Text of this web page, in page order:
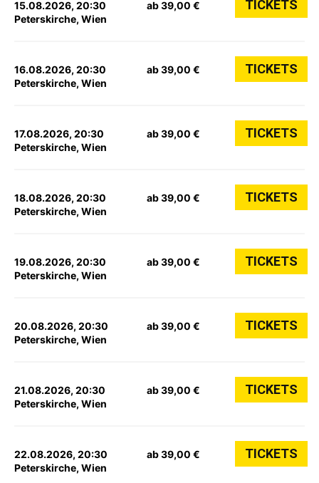
15.08.2026, 20:30
Peterskirche, Wien
ab 39,00 € TICKETS
16.08.2026, 20:30
Peterskirche, Wien
ab 39,00 € TICKETS
17.08.2026, 20:30
Peterskirche, Wien
ab 39,00 € TICKETS
18.08.2026, 20:30
Peterskirche, Wien
ab 39,00 € TICKETS
19.08.2026, 20:30
Peterskirche, Wien
ab 39,00 € TICKETS
20.08.2026, 20:30
Peterskirche, Wien
ab 39,00 € TICKETS
21.08.2026, 20:30
Peterskirche, Wien
ab 39,00 € TICKETS
22.08.2026, 20:30
Peterskirche, Wien
ab 39,00 € TICKETS